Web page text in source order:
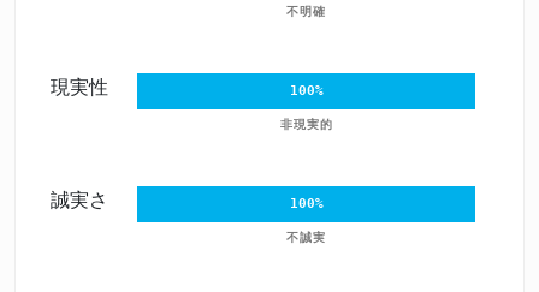
不明確
現実性 100%
非現実的
誠実さ 100%
不誠実